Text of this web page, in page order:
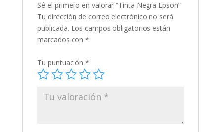
Sé el primero en valorar “Tinta Negra Epson”
Tu dirección de correo electrónico no será
publicada. Los campos obligatorios están
marcados con *
Tu puntuación *